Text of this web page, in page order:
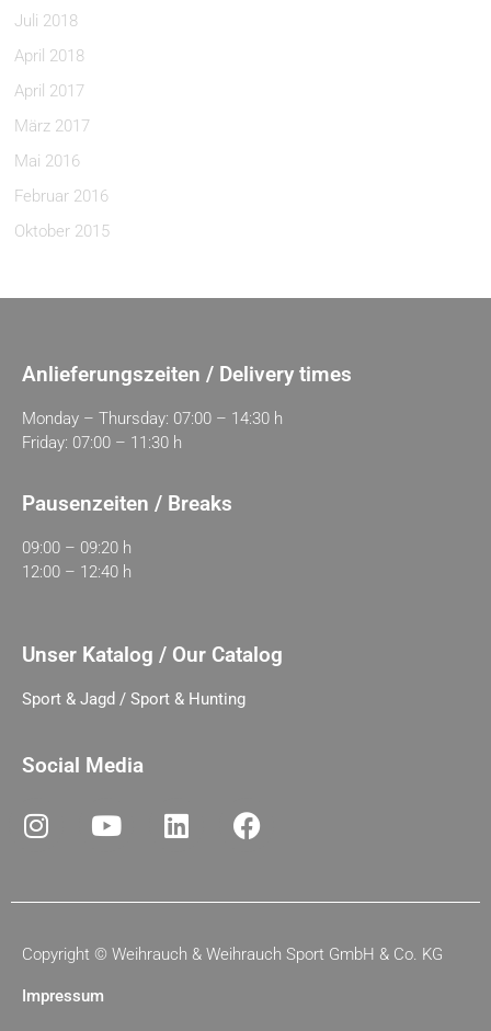
Juli 2018
April 2018
April 2017
März 2017
Mai 2016
Februar 2016
Oktober 2015
Anlieferungszeiten / Delivery times
Monday – Thursday: 07:00 – 14:30 h
Friday: 07:00 – 11:30 h
Pausenzeiten / Breaks
09:00 – 09:20 h
12:00 – 12:40 h
Unser Katalog / Our Catalog
Sport & Jagd / Sport & Hunting
Social Media
Copyright © Weihrauch & Weihrauch Sport GmbH & Co. KG
Impressum